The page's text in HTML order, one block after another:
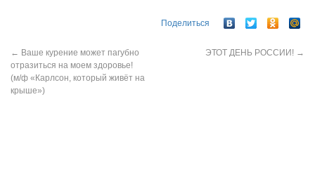
Поделиться
← Ваше курение может пагубно
отразиться на моем здоровье!
(м/ф «Карлсон, который живёт на
крыше»)
ЭТОТ ДЕНЬ РОССИИ! →